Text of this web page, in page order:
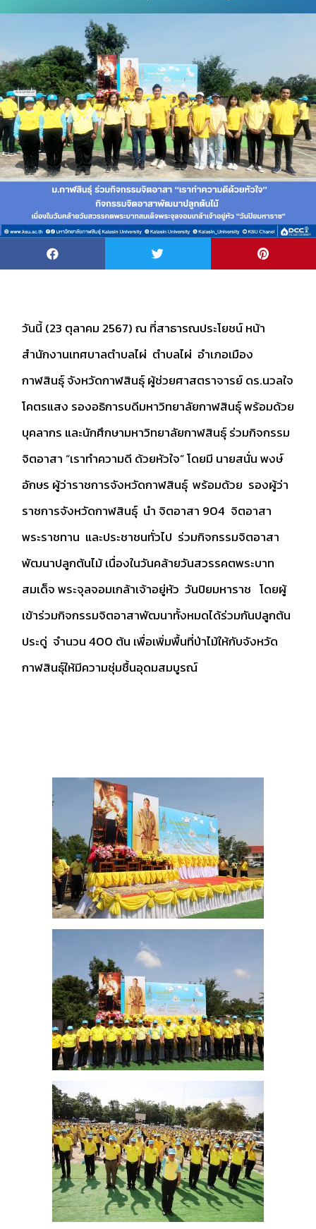
วันนี้ (23 ตุลาคม 2567) ณ ที่สาธารณประโยชน์ หน้า
สำนักงานเทศบาลตำบลไผ่ ตำบลไผ่ อำเภอเมือง
กาฬสินธุ์ จังหวัดกาฬสินธุ์ ผู้ช่วยศาสตราจารย์ ดร.นวลใจ
โคตรแสง รองอธิการบดีมหาวิทยาลัยกาฬสินธุ์ พร้อมด้วย
บุคลากร และนักศึกษามหาวิทยาลัยกาฬสินธุ์ ร่วมกิจกรรม
จิตอาสา “เราทำความดี ด้วยหัวใจ” โดยมี นายสนั่น พงษ์
อักษร ผู้ว่าราชการจังหวัดกาฬสินธุ์ พร้อมด้วย รองผู้ว่า
ราชการจังหวัดกาฬสินธุ์ นำ จิตอาสา 904 จิตอาสา
พระราชทาน และประชาชนทั่วไป ร่วมกิจกรรมจิตอาสา
พัฒนาปลูกต้นไม้ เนื่องในวันคล้ายวันสวรรคตพระบาท
สมเด็จ พระจุลจอมเกล้าเจ้าอยู่หัว วันปิยมหาราช โดยผู้
เข้าร่วมกิจกรรมจิตอาสาพัฒนาทั้งหมดได้ร่วมกันปลูกต้น
ประดู่ จำนวน 400 ต้น เพื่อเพิ่มพื้นที่ป่าไม้ให้กับจังหวัด
กาฬสินธุ์ให้มีความชุ่มชื้นอุดมสมบูรณ์